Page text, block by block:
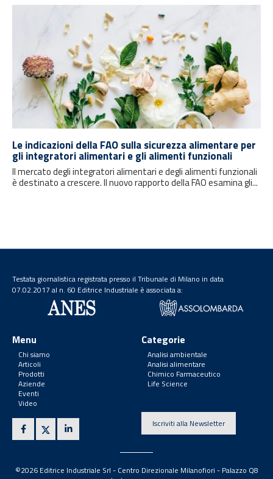
Le indicazioni della FAO sulla sicurezza alimentare per
gli integratori alimentari e gli alimenti funzionali
Il mercato degli integratori alimentari e degli alimenti funzionali
è destinato a crescere. Il nuovo rapporto della FAO esamina gli...
Testata giornalistica registrata presso il Tribunale di Milano in data
07.02.2017 al n. 60 Editrice Industriale è associata a:
Menu
Chi siamo
Articoli
Prodotti
Aziende
Eventi
Video
Categorie
Analisi ambientale
Analisi alimentare
Chimico Farmaceutico
Life Science
Iscriviti alla Newsletter
©2026 Editrice Industriale Srl - Centro Direzionale Milanofiori - Palazzo Q8